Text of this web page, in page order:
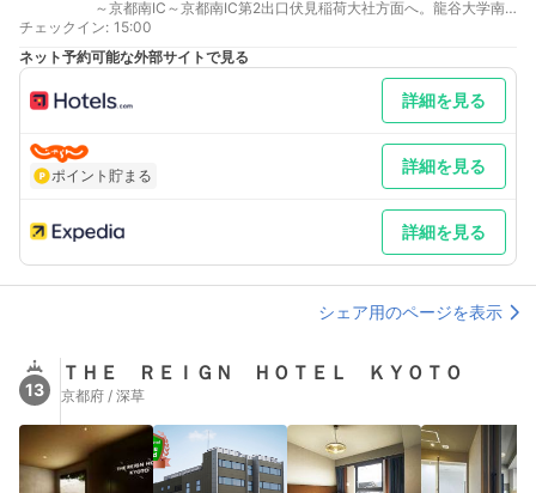
～京都南IC～京都南IC第2出口伏見稲荷大社方面へ。龍谷大学南
側約5分。 車以外／京都駅からタクシーにて約７分・料金は1100
円前後
東京より 車／東名高速道から米原ＪＣＴを京都・大阪方面へ～京
都南IC ～名神高速道、京都南IC～伏見稲荷大社方面へ。龍谷大
学南側5分 車以外／京都駅からタクシーにて約７分・料金は1100
最寄り駅３ くいな橋
不可） 車以外／京都駅からタクシーにて約７分・料金は1100円
前後
チェックイン: 15:00
ネット予約可能な外部サイトで見る
詳細を見る
ポイント貯まる 詳細を見る
詳細を見る
シェア用のページを表示
13
ＴＨＥ ＲＥＩＧＮ ＨＯＴＥＬ ＫＹＯＴＯ
京都府 / 深草